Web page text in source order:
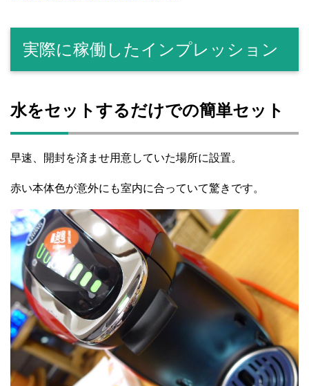
実際に稼働したインプレッション
水をセットするだけでの簡単セット
早速、開封を済ませ用意していた場所に設置。
赤い本体色が意外にも室内に合っていて驚きです。